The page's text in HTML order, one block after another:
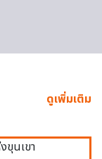
ดูเพิ่มเติม